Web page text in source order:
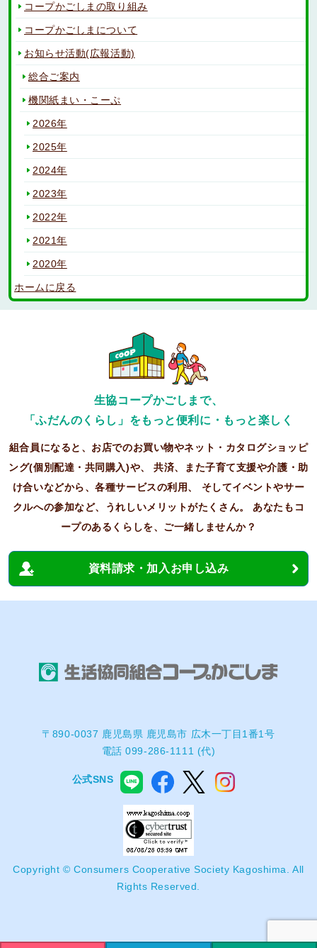
コープかごしまの取り組み
コープかごしまについて
お知らせ活動(広報活動)
総合ご案内
機関紙まい・こーぷ
2026年
2025年
2024年
2023年
2022年
2021年
2020年
ホームに戻る
生協コープかごしまで、
「ふだんのくらし」をもっと便利に・もっと楽しく
組合員になると、お店でのお買い物やネット・カタログショッピ
ング(個別配達・共同購入)や、共済、また子育て支援や介護・助
け合いなどから、各種サービスの利用、
そしてイベントやサー
クルへの参加など、うれしいメリットがたくさん。
あなたもコ
ープのあるくらしを、ご一緒しませんか？
資料請求・加入お申し込み
〒890-0037 鹿児島県 鹿児島市 広木一丁目1番1号
電話 099-286-1111 (代)
公式SNS
Copyright © Consumers Cooperative Society Kagoshima. All
Rights Reserved.